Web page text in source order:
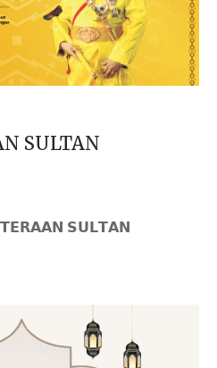
SULTAN
𝗦𝗨𝗟𝗧𝗔𝗡